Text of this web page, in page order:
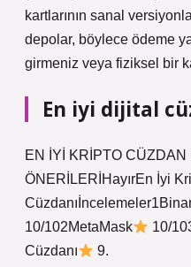
kartlarının sanal
depolar, böylece ödeme
girmeniz veya fiziksel bir
En iyi dijital
EN İYİ KRİPTO CÜZDAN
ÖNERİLERİHayırEn İyi
10/102MetaMask
10/
Cüzdanı
9.